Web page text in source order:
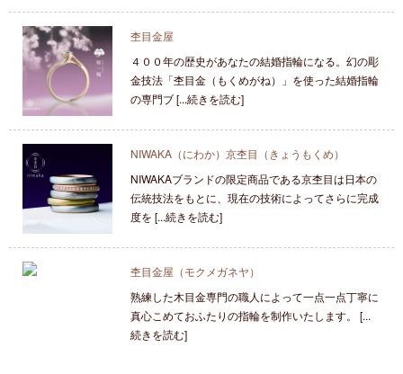
杢目金屋
４００年の歴史があなたの結婚指輪になる。幻の彫
金技法「杢目金（もくめがね）」を使った結婚指輪
の専門ブ [...続きを読む]
NIWAKA（にわか）京杢目（きょうもくめ）
NIWAKAブランドの限定商品である京杢目は日本の
伝統技法をもとに、現在の技術によってさらに完成
度を [...続きを読む]
杢目金屋（モクメガネヤ）
熟練した木目金専門の職人によって一点一点丁寧に
真心こめておふたりの指輪を制作いたします。 [...
続きを読む]